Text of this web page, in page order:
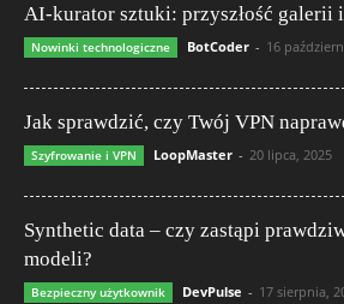
AI-kurator sztuki: przyszłość galerii
Nowinki technologiczne BotCoder - 16
Jak sprawdzić, czy Twój VPN
Szyfrowanie i VPN LoopMaster - 20 lipca, 2025
Synthetic data – czy zastąpi
modeli?
Bezpieczny użytkownik DevPulse - 17 sierpnia,